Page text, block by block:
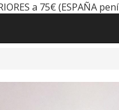
a 75€ (ESPAÑA